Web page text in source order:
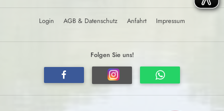
Login AGB & Datenschutz Anfahrt Impressum
Folgen Sie uns!